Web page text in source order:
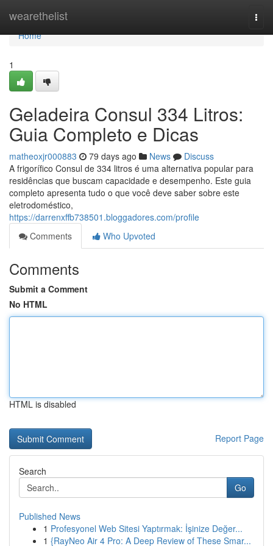
wearethelist
Home
Home
1
Geladeira Consul 334 Litros:
Guia Completo e Dicas
matheoxjr000883 79 days ago News
Discuss
A frigorífico Consul de 334 litros é uma alternativa popular para
residências que buscam capacidade e desempenho. Este guia
completo apresenta tudo o que você deve saber sobre este
eletrodoméstico,
https://darrenxffb738501.bloggadores.com/profile
Comments
Who Upvoted
Comments
Submit a Comment
No HTML
HTML is disabled
Report Page
Search
Go
Published News
1 Profesyonel Web Sitesi Yaptırmak: İşinize Değer...
1 {RayNeo Air 4 Pro: A Deep Review of These Smar...